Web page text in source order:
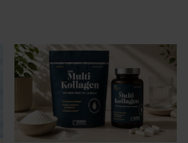
hydrolyserade kollagenpeptider.
Det innebär att kollagenet redan
brutits ner till mindre peptider
som tas upp effektivt i
tunntarmen. Efter upptaget
transporteras kollagenpeptiderna
via blodet till olika vävnader i